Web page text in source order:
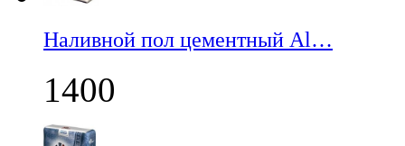
Наливной пол цементный Al…
1400